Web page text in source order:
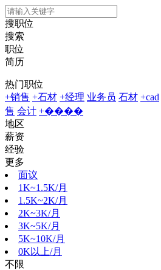
搜职位
搜索
职位
简历
热门职位
+销售 +石材 +经理 业务员 石材 +cad
售 会计 +����
地区
薪资
经验
更多
面议
1K~1.5K/月
1.5K~2K/月
2K~3K/月
3K~5K/月
5K~10K/月
0K以上/月
不限